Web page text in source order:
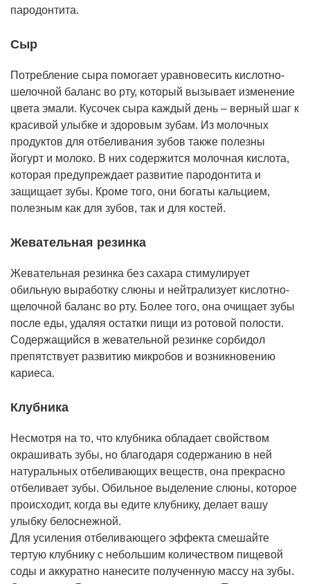
пародонтита.
Сыр
Потребление сыра помогает уравновесить кислотно-
шелочной баланс во рту, который вызывает изменение
цвета эмали. Кусочек сыра каждый день – верный шаг к
красивой улыбке и здоровым зубам. Из молочных
продуктов для отбеливания зубов также полезны
йогурт и молоко. В них содержится молочная кислота,
которая предупреждает развитие пародонтита и
защищает зубы. Кроме того, они богаты кальцием,
полезным как для зубов, так и для костей.
Жевательная резинка
Жевательная резинка без сахара стимулирует
обильную выработку слюны и нейтрализует кислотно-
щелочной баланс во рту. Более того, она очищает зубы
после еды, удаляя остатки пищи из ротовой полости.
Содержащийся в жевательной резинке сорбидол
препятствует развитию микробов и возникновению
кариеса.
Клубника
Несмотря на то, что клубника обладает свойством
окрашивать зубы, но благодаря содержанию в ней
натуральных отбеливающих веществ, она прекрасно
отбеливает зубы. Обильное выделение слюны, которое
происходит, когда вы едите клубнику, делает вашу
улыбку белоснежной.
Для усиления отбеливающего эффекта смешайте
тертую клубнику с небольшим количеством пищевой
соды и аккуратно нанесите полученную массу на зубы.